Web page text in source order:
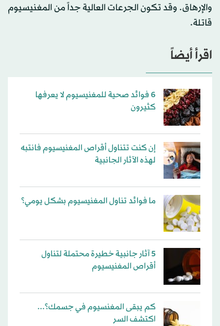
والإرهاق. وقد تكون الجرعات العالية جداً من المغنيسيوم
قاتلة.
اقرأ أيضاً
6 فوائد صحية للمغنيسيوم لا يعرفها
كثيرون
إن كنت تتناول أقراص المغنيسيوم فانتبه
لهذه الآثار الجانبية
ما فوائد تناول المغنيسيوم بشكل يومي؟
5 آثار جانبية خطيرة محتملة لتناول
أقراص المغنيسيوم
كم يبقى المغنسيوم في جسمك؟...
اكتشف السر